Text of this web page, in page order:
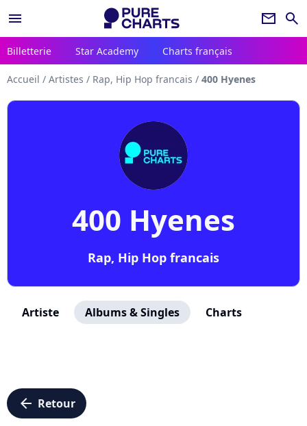
menu newsletter search
Billetterie Star Academy Charts français
Accueil / Artistes / Rap, Hip Hop francais / 400 Hyenes
400 Hyenes
Rap, Hip Hop francais
Artiste Albums & Singles Charts
arrow_left Retour